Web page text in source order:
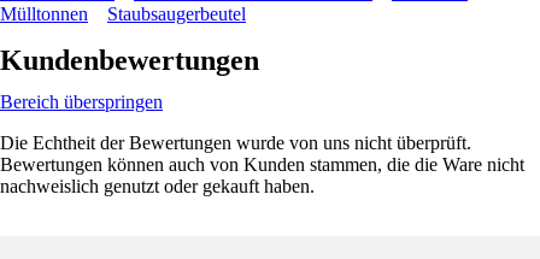
Mülltonnen
Staubsaugerbeutel
Kundenbewertungen
Bereich überspringen
Die Echtheit der Bewertungen wurde von uns nicht überprüft.
Bewertungen können auch von Kunden stammen, die die Ware nicht
nachweislich genutzt oder gekauft haben.